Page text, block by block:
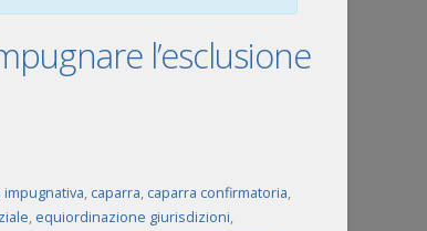
l’esclusione
, caparra, caparra confirmatoria,
, equiordinazione giurisdizioni,